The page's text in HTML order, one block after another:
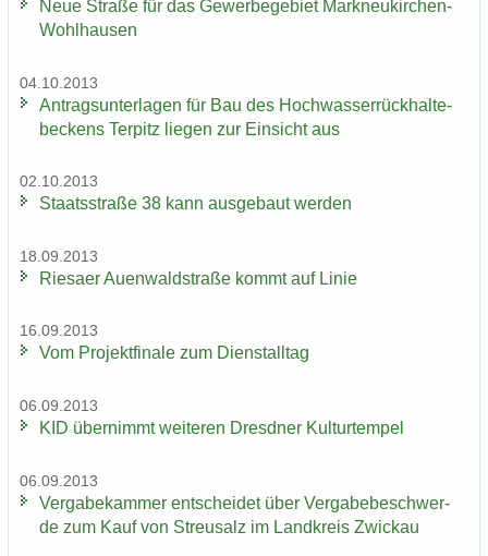
Neue Stra­ße für das Ge­wer­be­ge­biet Markneukirchen-​
Wohlhausen
04.10.2013
An­trags­un­ter­la­gen für Bau des Hoch­was­ser­rück­hal­te­
be­ckens Ter­pitz lie­gen zur Ein­sicht aus
02.10.2013
Staats­stra­ße 38 kann aus­ge­baut wer­den
18.09.2013
Rie­sa­er Au­en­wald­stra­ße kommt auf Linie
16.09.2013
Vom Pro­jekt­fi­na­le zum Dienst­all­tag
06.09.2013
KID über­nimmt wei­te­ren Dresd­ner Kul­tur­tem­pel
06.09.2013
Ver­ga­be­kam­mer ent­schei­det über Ver­ga­be­be­schwer­
de zum Kauf von Streu­salz im Land­kreis Zwi­ckau